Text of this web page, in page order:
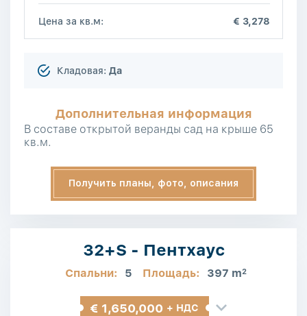
Цена за кв.м: € 3,278
Кладовая: Да
Дополнительная информация
В составе открытой веранды сад на крыше 65
кв.м.
Получить планы, фото, описания
32+S - Пентхаус
Спальни: 5 Площадь: 397 m2
€ 1,650,000 + НДС